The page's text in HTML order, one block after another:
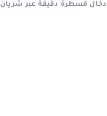
قسطرة دقيقة عبر شريان